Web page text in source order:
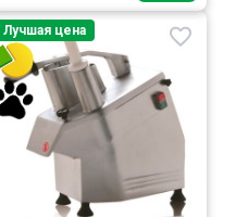
Лучшая цена